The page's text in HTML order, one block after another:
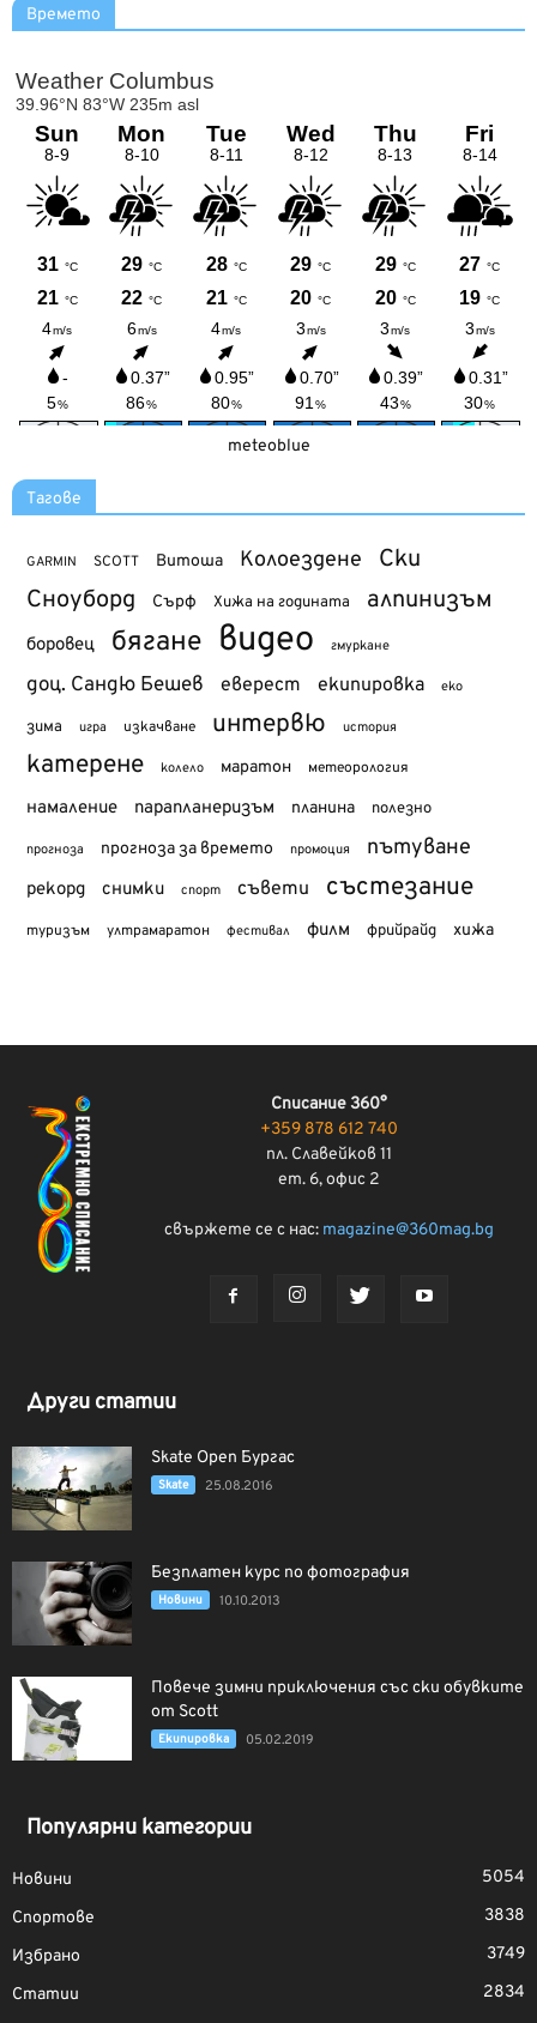
Времето
meteoblue
Тагове
GARMIN SCOTT Витоша Колоездене Ски
Сноуборд Сърф Хижа на годината алпинизъм
боровец бягане видео гмуркане
доц. Сандю Бешев еверест екипировка еко
зима игра изкачване интервю история
катерене колело маратон метеорология
намаление парапланеризъм планина полезно
прогноза прогноза за времето промоция пътуване
рекорд снимки спорт съвети състезание
туризъм ултрамаратон фестивал филм фрийрайд хижа
Списание 360°
+359 878 612 740
пл. Славейков 11
ет. 6, офис 2
свържете се с нас: magazine@360mag.bg
Други статии
Skate Open Бургас
Skate 25.08.2016
Безплатен курс по фотография
Новини 10.10.2013
Повече зимни приключения със ски обувките
от Scott
Екипировка 05.02.2019
Популярни категории
Новини
5054
Спортове
3838
Избрано
3749
Статии
2834